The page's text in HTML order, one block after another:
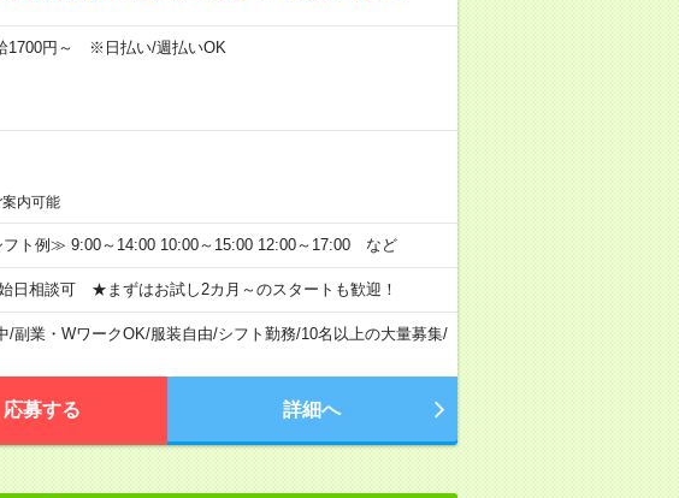
1700円～ ※日払い/週払いOK
内可能
ト例≫ 9:00～14:00 10:00～15:00 12:00～17:00 など
日相談可 ★まずはお試し2カ月～のスタートも歓迎！
/副業・WワークOK/服装自由/シフト勤務/10名以上の大量募集/
応募する 詳細へ